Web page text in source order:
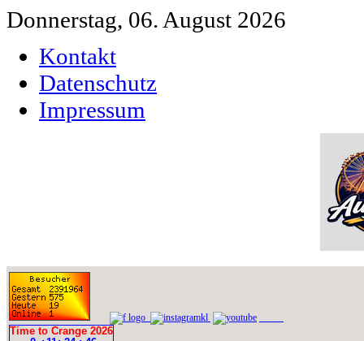
Donnerstag, 06. August 2026
Kontakt
Datenschutz
Impressum